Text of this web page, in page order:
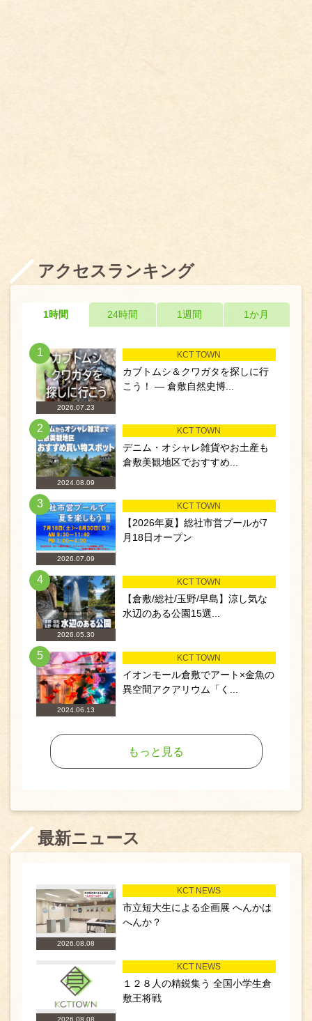
アクセスランキング
1時間 24時間 1週間 1か月
1
2026.07.23
KCT TOWN
カブトムシ＆クワガタを探しに行
こう！ ― 倉敷自然史博...
2
2024.08.09
KCT TOWN
デニム・オシャレ雑貨やお土産も
倉敷美観地区でおすすめ...
3
2026.07.09
KCT TOWN
【2026年夏】総社市営プールが7
月18日オープン
4
2026.05.30
KCT TOWN
【倉敷/総社/玉野/早島】涼し気な
水辺のある公園15選...
5
2024.06.13
KCT TOWN
イオンモール倉敷でアート×金魚の
異空間アクアリウム「く...
もっと見る
最新ニュース
2026.08.08
KCT NEWS
市立短大生による企画展 へんかは
へんか？
2026.08.08
KCT NEWS
１２８人の精鋭集う 全国小学生倉
敷王将戦